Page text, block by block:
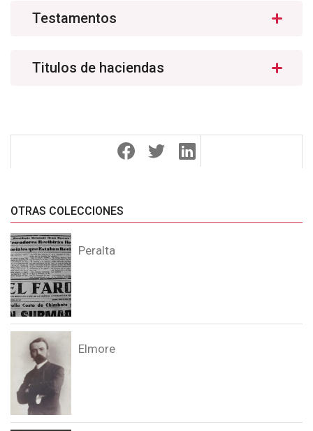
Testamentos
Titulos de haciendas
OTRAS COLECCIONES
Peralta
Elmore